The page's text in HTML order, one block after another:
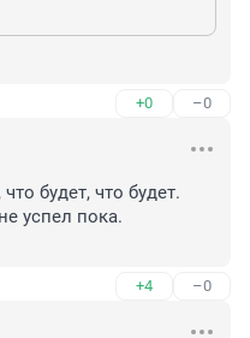
+0 –0
будет, что будет.
успел пока.
+4 –0